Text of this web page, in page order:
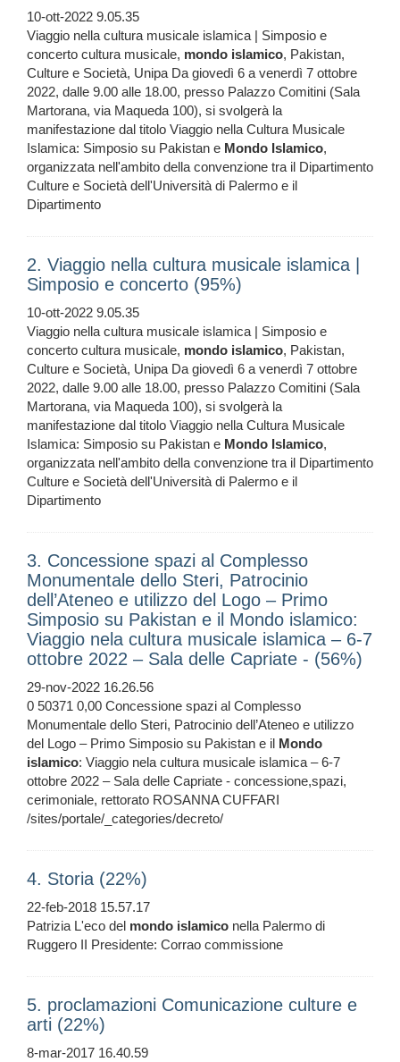
10-ott-2022 9.05.35
Viaggio nella cultura musicale islamica | Simposio e
concerto cultura musicale, mondo islamico, Pakistan,
Culture e Società, Unipa Da giovedì 6 a venerdì 7 ottobre
2022, dalle 9.00 alle 18.00, presso Palazzo Comitini (Sala
Martorana, via Maqueda 100), si svolgerà la
manifestazione dal titolo Viaggio nella Cultura Musicale
Islamica: Simposio su Pakistan e Mondo Islamico,
organizzata nell'ambito della convenzione tra il Dipartimento
Culture e Società dell'Università di Palermo e il
Dipartimento
2. Viaggio nella cultura musicale islamica |
Simposio e concerto (95%)
10-ott-2022 9.05.35
Viaggio nella cultura musicale islamica | Simposio e
concerto cultura musicale, mondo islamico, Pakistan,
Culture e Società, Unipa Da giovedì 6 a venerdì 7 ottobre
2022, dalle 9.00 alle 18.00, presso Palazzo Comitini (Sala
Martorana, via Maqueda 100), si svolgerà la
manifestazione dal titolo Viaggio nella Cultura Musicale
Islamica: Simposio su Pakistan e Mondo Islamico,
organizzata nell'ambito della convenzione tra il Dipartimento
Culture e Società dell'Università di Palermo e il
Dipartimento
3. Concessione spazi al Complesso
Monumentale dello Steri, Patrocinio
dell’Ateneo e utilizzo del Logo – Primo
Simposio su Pakistan e il Mondo islamico:
Viaggio nela cultura musicale islamica – 6-7
ottobre 2022 – Sala delle Capriate - (56%)
29-nov-2022 16.26.56
0 50371 0,00 Concessione spazi al Complesso
Monumentale dello Steri, Patrocinio dell’Ateneo e utilizzo
del Logo – Primo Simposio su Pakistan e il Mondo
islamico: Viaggio nela cultura musicale islamica – 6-7
ottobre 2022 – Sala delle Capriate - concessione,spazi,
cerimoniale, rettorato ROSANNA CUFFARI
/sites/portale/_categories/decreto/
4. Storia (22%)
22-feb-2018 15.57.17
Patrizia L'eco del mondo islamico nella Palermo di
Ruggero II Presidente: Corrao commissione
5. proclamazioni Comunicazione culture e
arti (22%)
8-mar-2017 16.40.59